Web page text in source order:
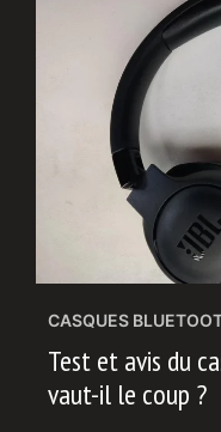
CASQUES
Test et avis du
vaut-il le coup ?